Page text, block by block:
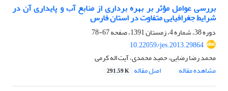
بررسی عوامل مؤثر بر بهره برداری از منابع آب و پایداری آن در
شرایط جغرافیایی متفاوت در استان فارس
دوره 38، شماره 4، زمستان 1391، صفحه
67-78
10.22059/jes.2013.29864
محمد رضا رضایی، حمید محمدی، آیت اله کرمی
مشاهده مقاله
اصل مقاله 291.59 K